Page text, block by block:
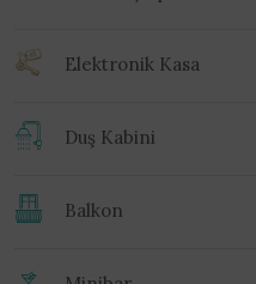
Elektronik Kasa
Duş Kabini
Balkon